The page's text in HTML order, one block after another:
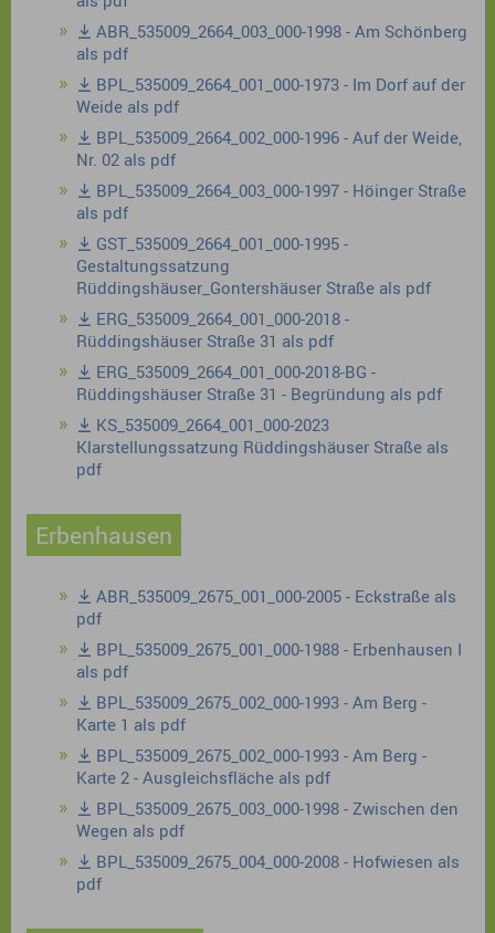
ABR_535009_2664_003_000-1998 - Am Schönberg
als pdf
BPL_535009_2664_001_000-1973 - Im Dorf auf der
Weide als pdf
BPL_535009_2664_002_000-1996 - Auf der Weide,
Nr. 02 als pdf
BPL_535009_2664_003_000-1997 - Höinger Straße
als pdf
GST_535009_2664_001_000-1995 -
Gestaltungssatzung
Rüddingshäuser_Gontershäuser Straße als pdf
ERG_535009_2664_001_000-2018 -
Rüddingshäuser Straße 31 als pdf
ERG_535009_2664_001_000-2018-BG -
Rüddingshäuser Straße 31 - Begründung als pdf
KS_535009_2664_001_000-2023
Klarstellungssatzung Rüddingshäuser Straße als
pdf
Erbenhausen
ABR_535009_2675_001_000-2005 - Eckstraße als
pdf
BPL_535009_2675_001_000-1988 - Erbenhausen I
als pdf
BPL_535009_2675_002_000-1993 - Am Berg -
Karte 1 als pdf
BPL_535009_2675_002_000-1993 - Am Berg -
Karte 2 - Ausgleichsfläche als pdf
BPL_535009_2675_003_000-1998 - Zwischen den
Wegen als pdf
BPL_535009_2675_004_000-2008 - Hofwiesen als
pdf